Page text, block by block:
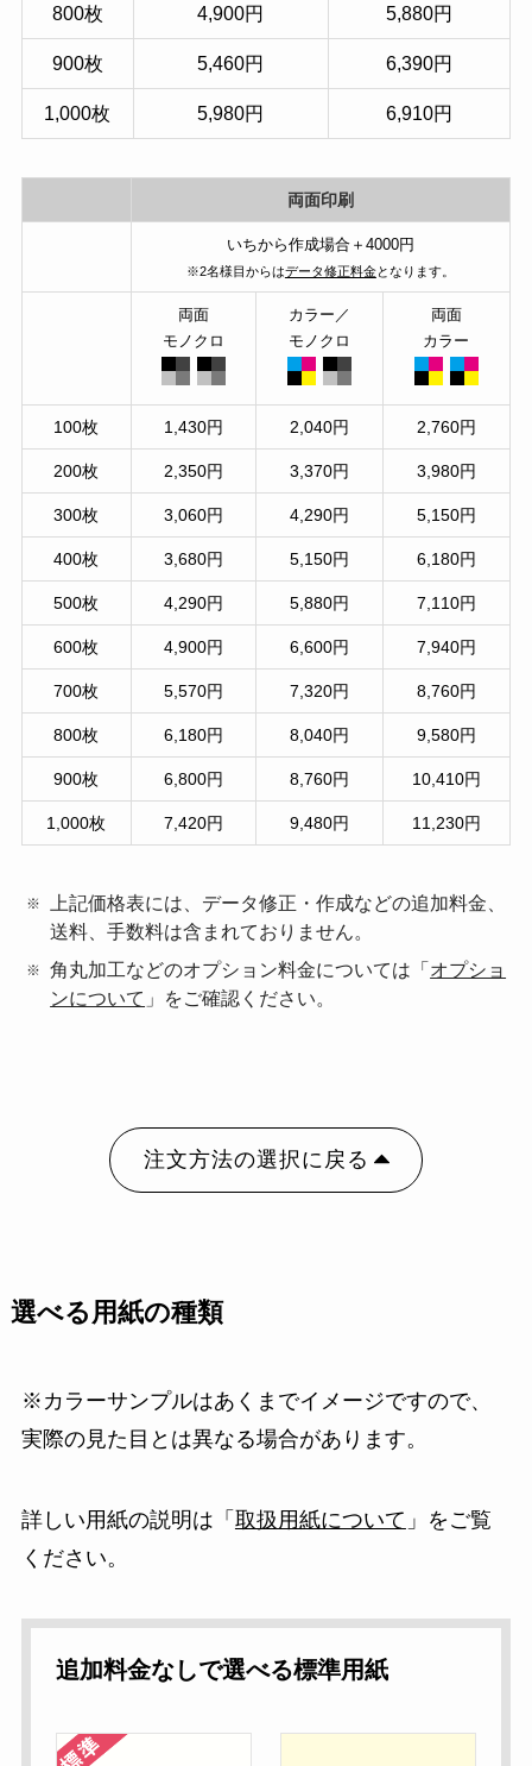
800枚 4,900円 5,880円
900枚 5,460円 6,390円
1,000枚 5,980円 6,910円
両面印刷
いちから作成場合＋4000円
※2名様目からはデータ修正料金となります。
両面
モノクロ
カラー／
モノクロ
両面
カラー
100枚 1,430円 2,040円 2,760円
200枚 2,350円 3,370円 3,980円
300枚 3,060円 4,290円 5,150円
400枚 3,680円 5,150円 6,180円
500枚 4,290円 5,880円 7,110円
600枚 4,900円 6,600円 7,940円
700枚 5,570円 7,320円 8,760円
800枚 6,180円 8,040円 9,580円
900枚 6,800円 8,760円 10,410円
1,000枚 7,420円 9,480円 11,230円
上記価格表には、データ修正・作成などの追加料金、
送料、手数料は含まれておりません。
角丸加工などのオプション料金については「オプショ
ンについて 」をご確認ください。
注文方法の選択に戻る
選べる用紙の種類
※カラーサンプルはあくまでイメージですので、
実際の見た目とは異なる場合があります。
詳しい用紙の説明は「 取扱用紙について 」をご覧
ください。
追加料金なしで選べる標準用紙